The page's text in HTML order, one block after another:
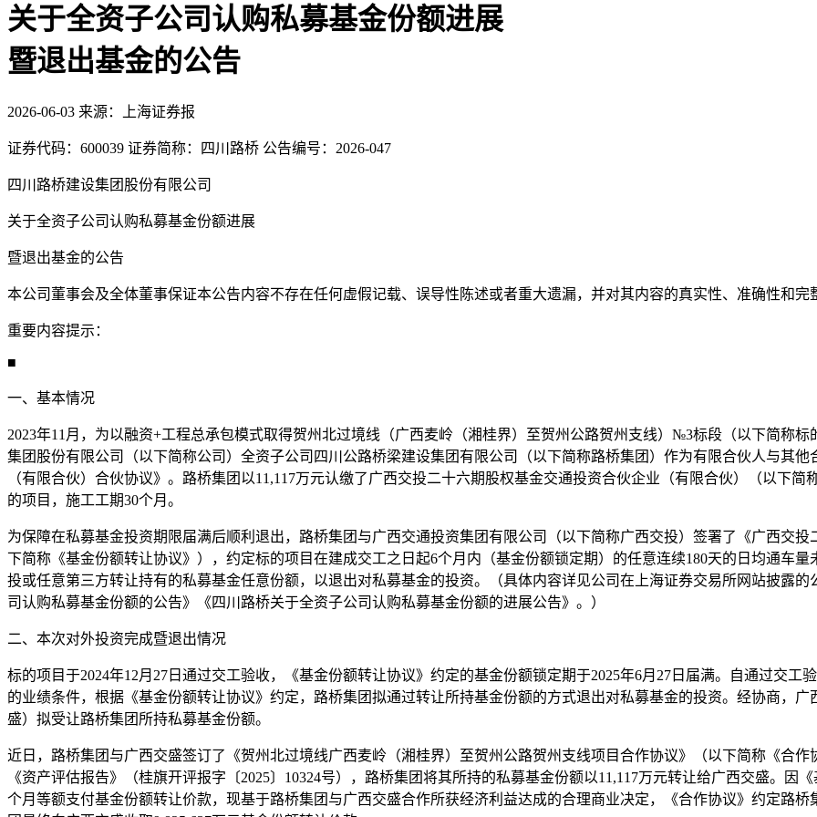
关于全资子公司认购私募基金份额进展
暨退出基金的公告
2026-06-03 来源：上海证券报
证券代码：600039 证券简称：四川路桥 公告编号：2026-047
四川路桥建设集团股份有限公司
关于全资子公司认购私募基金份额进展
暨退出基金的公告
本公司董事会及全体董事保证本公告内容不存在任何虚假记载、误导性陈述或者重大遗漏，并对其内容的真实性、准确性和完
重要内容提示：
■
一、基本情况
2023年11月，为以融资+工程总承包模式取得贺州北过境线（广西麦岭（湘桂界）至贺州公路贺州支线）№3标段（以下简称
集团股份有限公司（以下简称公司）全资子公司四川公路桥梁建设集团有限公司（以下简称路桥集团）作为有限合伙人与其
（有限合伙）合伙协议》。路桥集团以11,117万元认缴了广西交投二十六期股权基金交通投资合伙企业（有限合伙）（以下简
的项目，施工工期30个月。
为保障在私募基金投资期限届满后顺利退出，路桥集团与广西交通投资集团有限公司（以下简称广西交投）签署了《广西交
下简称《基金份额转让协议》），约定标的项目在建成交工之日起6个月内（基金份额锁定期）的任意连续180天的日均通车
投或任意第三方转让持有的私募基金任意份额，以退出对私募基金的投资。（具体内容详见公司在上海证券交易所网站披露的
司认购私募基金份额的公告》《四川路桥关于全资子公司认购私募基金份额的进展公告》。）
二、本次对外投资完成暨退出情况
标的项目于2024年12月27日通过交工验收，《基金份额转让协议》约定的基金份额锁定期于2025年6月27日届满。自通过交
的业绩条件，根据《基金份额转让协议》约定，路桥集团拟通过转让所持基金份额的方式退出对私募基金的投资。经协商，
盛）拟受让路桥集团所持私募基金份额。
近日，路桥集团与广西交盛签订了《贺州北过境线广西麦岭（湘桂界）至贺州公路贺州支线项目合作协议》（以下简称《合
《资产评估报告》（桂旗开评报字〔2025〕10324号），路桥集团将其所持的私募基金份额以11,117万元转让给广西交盛。因
个月等额支付基金份额转让价款，现基于路桥集团与广西交盛合作所获经济利益达成的合理商业决定，《合作协议》约定路